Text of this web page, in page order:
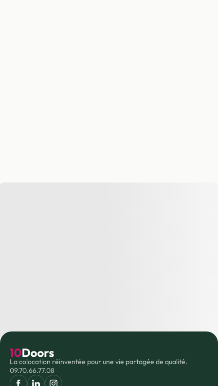
La colocation réinventée pour une vie partagée de qualité.
09.70.66.77.08